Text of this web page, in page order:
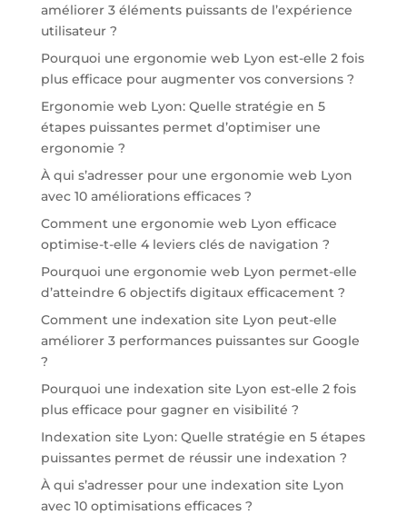
améliorer 3 éléments puissants de l’expérience
utilisateur ?
Pourquoi une ergonomie web Lyon est-elle 2 fois
plus efficace pour augmenter vos conversions ?
Ergonomie web Lyon: Quelle stratégie en 5
étapes puissantes permet d’optimiser une
ergonomie ?
À qui s’adresser pour une ergonomie web Lyon
avec 10 améliorations efficaces ?
Comment une ergonomie web Lyon efficace
optimise-t-elle 4 leviers clés de navigation ?
Pourquoi une ergonomie web Lyon permet-elle
d’atteindre 6 objectifs digitaux efficacement ?
Comment une indexation site Lyon peut-elle
améliorer 3 performances puissantes sur Google
?
Pourquoi une indexation site Lyon est-elle 2 fois
plus efficace pour gagner en visibilité ?
Indexation site Lyon: Quelle stratégie en 5 étapes
puissantes permet de réussir une indexation ?
À qui s’adresser pour une indexation site Lyon
avec 10 optimisations efficaces ?